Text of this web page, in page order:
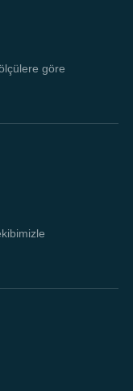
göre